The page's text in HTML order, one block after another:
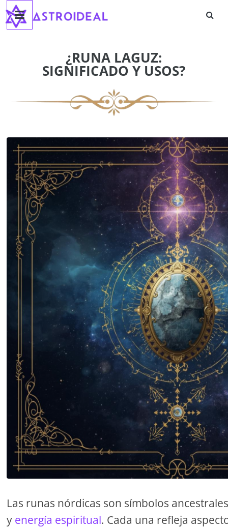
Saltar
contenido
Astroideal
¿RUNA LAGUZ:
SIGNIFICADO Y USOS?
Las runas nórdicas son símbolos
y energía espiritual. Cada una refleja